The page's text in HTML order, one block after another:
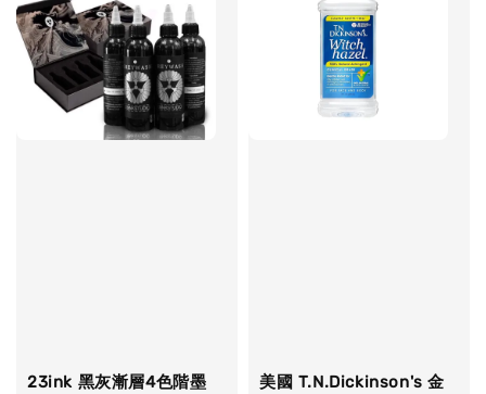
23ink 黑灰漸層4色階墨
美國 T.N.Dickinson's 金